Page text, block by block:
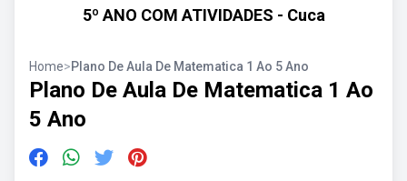
5º ANO COM ATIVIDADES - Cuca
Home>Plano De Aula De Matematica 1 Ao 5 Ano
Plano De Aula De Matematica 1 Ao
5 Ano